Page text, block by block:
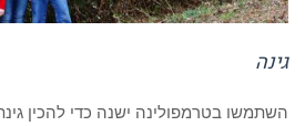
גינה
השתמשו בטרמפולינה ישנה כדי להכין